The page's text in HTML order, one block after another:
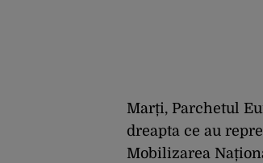
Marți, Parchetul
dreapta ce au
Mobilizarea